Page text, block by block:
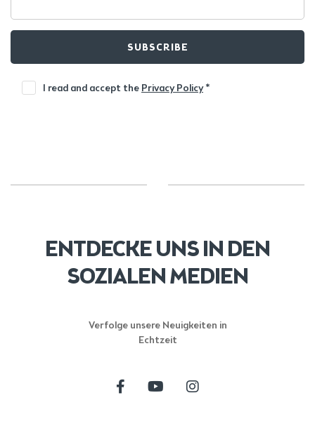
SUBSCRIBE
I read and accept the Privacy Policy*
ENTDECKE UNS IN DEN
SOZIALEN MEDIEN
Verfolge unsere Neuigkeiten in
Echtzeit